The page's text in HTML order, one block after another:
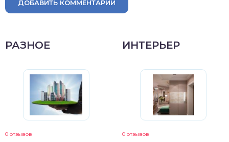
ДОБАВИТЬ КОММЕНТАРИЙ
РАЗНОЕ
0 отзывов
ИНТЕРЬЕР
0 отзывов